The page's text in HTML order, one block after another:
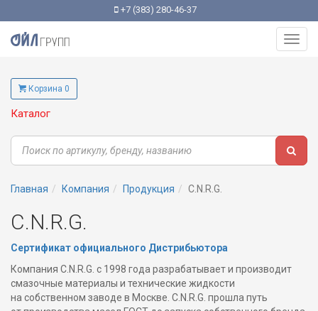
+7 (383) 280-46-37
Корзина 0
Каталог
Главная Компания Продукция C.N.R.G.
C.N.R.G.
Сертификат официального Дистрибьютора
Компания C.N.R.G. с 1998 года разрабатывает и производит
смазочные материалы и технические жидкости
на собственном заводе в Москве. C.N.R.G. прошла путь